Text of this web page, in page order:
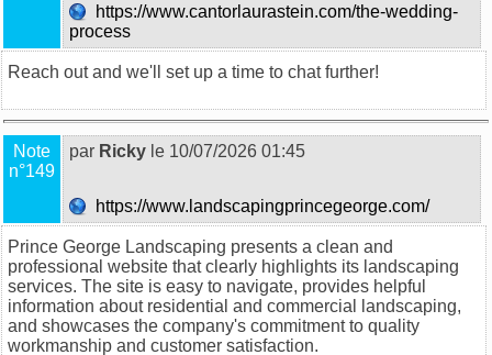
https://www.cantorlaurastein.com/the-wedding-
process
Reach out and we'll set up a time to chat further!
Note
n°149
par Ricky le 10/07/2026 01:45
https://www.landscapingprincegeorge.com/
Prince George Landscaping presents a clean and
professional website that clearly highlights its landscaping
services. The site is easy to navigate, provides helpful
information about residential and commercial landscaping,
and showcases the company's commitment to quality
workmanship and customer satisfaction.